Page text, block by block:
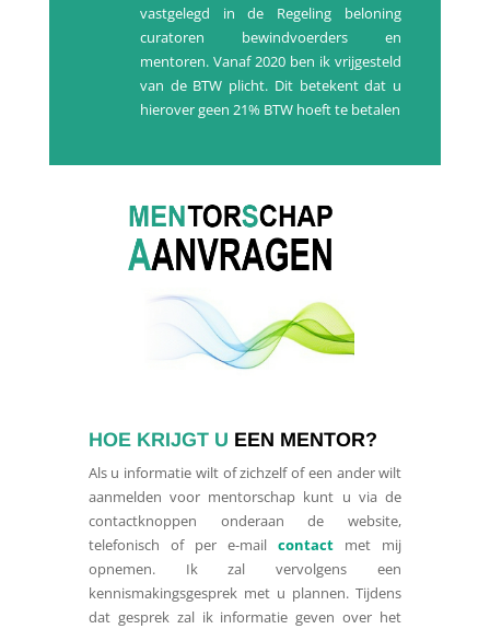
vastgelegd in de Regeling beloning
curatoren bewindvoerders en
mentoren. Vanaf 2020 ben ik vrijgesteld
van de BTW plicht. Dit betekent dat u
hierover geen 21% BTW hoeft te betalen
HOE KRIJGT U EEN MENTOR?
Als u informatie wilt of zichzelf of een ander wilt
aanmelden voor mentorschap kunt u via de
contactknoppen onderaan de website,
telefonisch of per e-mailcontact met mij
opnemen. Ik zal vervolgens een
kennismakingsgesprek met u plannen. Tijdens
dat gesprek zal ik informatie geven over het